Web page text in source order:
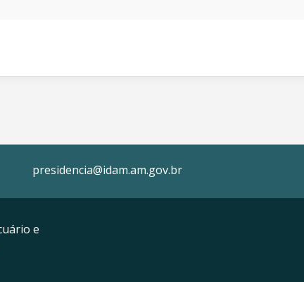
presidencia@idam.am.gov.br
e